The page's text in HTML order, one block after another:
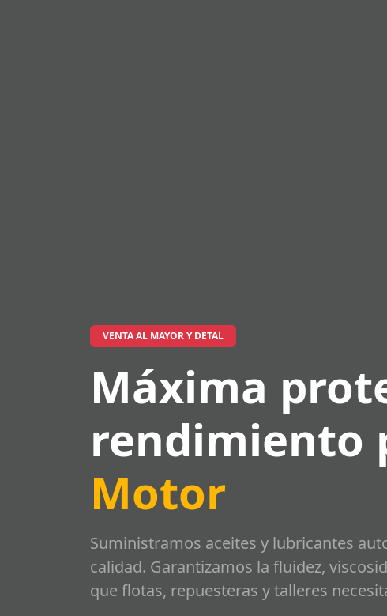
VENTA AL MAYOR Y DETAL
Máxima
rendimiento
Motor
Suministramos aceites y lubricantes
calidad. Garantizamos la fluidez,
que flotas, repuesteras y talleres